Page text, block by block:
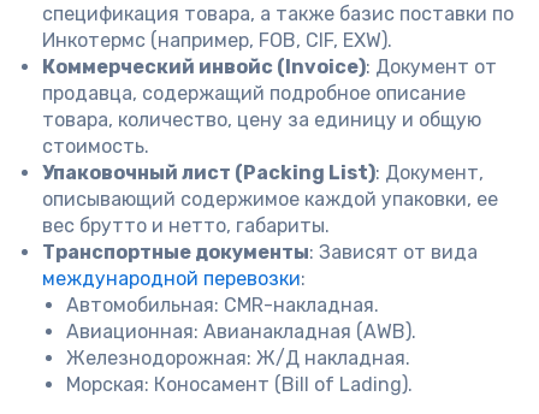
спецификация товара, а также базис поставки по
Инкотермс (например, FOB, CIF, EXW).
Коммерческий инвойс (Invoice): Документ от
продавца, содержащий подробное описание
товара, количество, цену за единицу и общую
стоимость.
Упаковочный лист (Packing List): Документ,
описывающий содержимое каждой упаковки, ее
вес брутто и нетто, габариты.
Транспортные документы: Зависят от вида
международной перевозки:
Автомобильная: CMR-накладная.
Авиационная: Авианакладная (AWB).
Железнодорожная: Ж/Д накладная.
Морская: Коносамент (Bill of Lading).